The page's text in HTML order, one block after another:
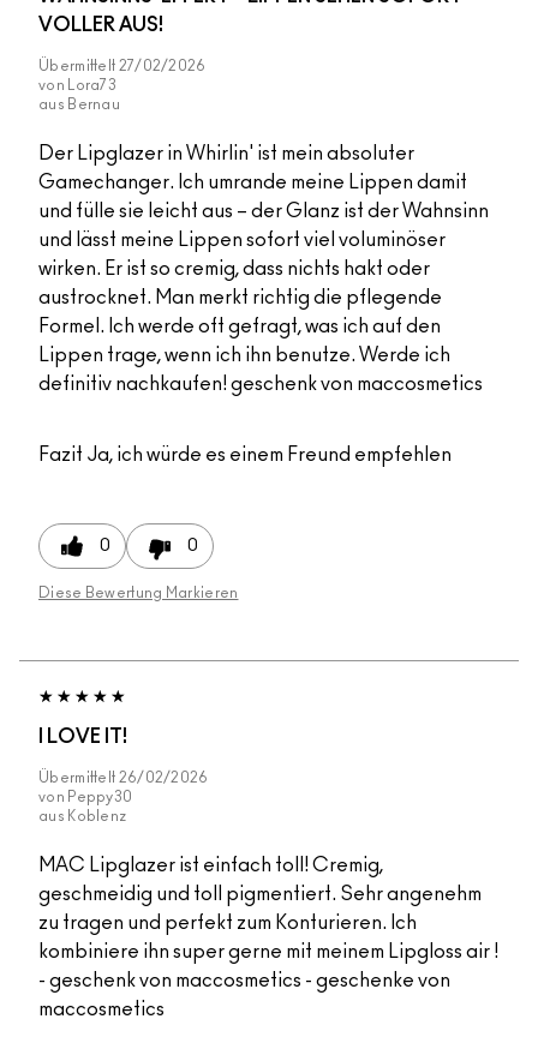
VOLLER AUS!
Übermittelt 27/02/2026
von
Lora73
aus Bernau
Der Lipglazer in Whirlin' ist mein absoluter
Gamechanger. Ich umrande meine Lippen damit
und fülle sie leicht aus – der Glanz ist der Wahnsinn
und lässt meine Lippen sofort viel voluminöser
wirken. Er ist so cremig, dass nichts hakt oder
austrocknet. Man merkt richtig die pflegende
Formel. Ich werde oft gefragt, was ich auf den
Lippen trage, wenn ich ihn benutze. Werde ich
definitiv nachkaufen! geschenk von maccosmetics
Fazit Ja, ich würde es einem Freund empfehlen
0 0
Diese Bewertung Markieren
I LOVE IT!
Übermittelt 26/02/2026
von Peppy30
aus Koblenz
MAC Lipglazer ist einfach toll! Cremig,
geschmeidig und toll pigmentiert. Sehr angenehm
zu tragen und perfekt zum Konturieren. Ich
kombiniere ihn super gerne mit meinem Lipgloss air !
- geschenk von maccosmetics - geschenke von
maccosmetics